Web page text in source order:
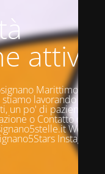
attiva
Marittimo è
lavorando per
un po' di pazienza e
o Contatto questi
Web:
Instagram: